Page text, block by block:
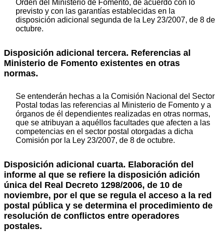
Orden del Ministerio de Fomento, de acuerdo con lo
previsto y con las garantías establecidas en la
disposición adicional segunda de la Ley 23/2007, de 8 de
octubre.
Disposición adicional tercera. Referencias al
Ministerio de Fomento existentes en otras
normas.
Se entenderán hechas a la Comisión Nacional del Sector
Postal todas las referencias al Ministerio de Fomento y a
órganos de él dependientes realizadas en otras normas,
que se atribuyan a aquéllos facultades que afecten a las
competencias en el sector postal otorgadas a dicha
Comisión por la Ley 23/2007, de 8 de octubre.
Disposición adicional cuarta. Elaboración del
informe al que se refiere la disposición adición
única del Real Decreto 1298/2006, de 10 de
noviembre, por el que se regula el acceso a la red
postal pública y se determina el procedimiento de
resolución de conflictos entre operadores
postales.